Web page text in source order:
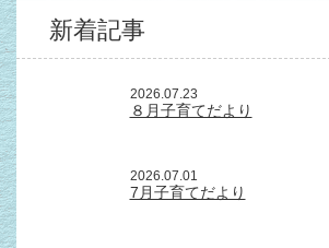
新着記事
2026.07.23
８月子育てだより
2026.07.01
7月子育てだより